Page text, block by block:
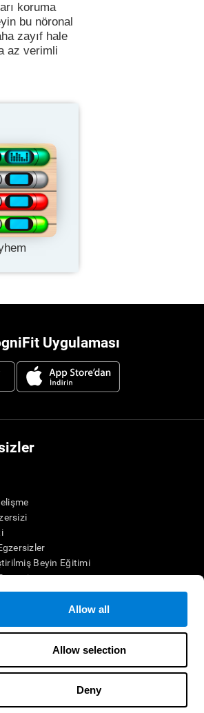
Allow all
Allow selection
Deny
koruma
bu nöronal
zayıf hale
az verimli
Uygulaması
Beyin Eğitimi
Matematik Oyunları
Çocuklar